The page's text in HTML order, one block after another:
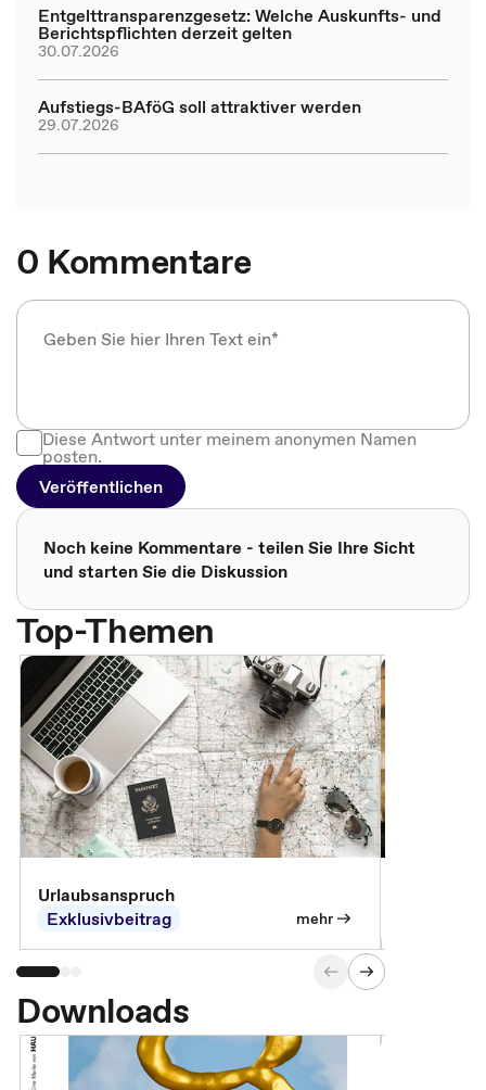
Entgelttransparenzgesetz: Welche Auskunfts- und
Berichtspflichten derzeit gelten
30.07.2026
Aufstiegs-BAföG soll attraktiver werden
29.07.2026
0 Kommentare
Diese Antwort unter meinem anonymen Namen
posten.
Veröffentlichen
Noch keine Kommentare - teilen Sie Ihre Sicht
und starten Sie die Diskussion
Top-Themen
Urlaubsanspruch
Exklusivbeitrag
mehr
Downloads